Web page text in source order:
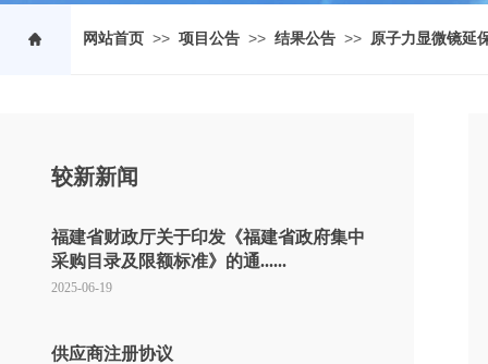
网站首页 >> 项目公告 >> 结果公告 >> 原子力显微镜延
较新新闻
福建省财政厅关于印发《福建省政府集中
采购目录及限额标准》的通......
2025-06-19
供应商注册协议